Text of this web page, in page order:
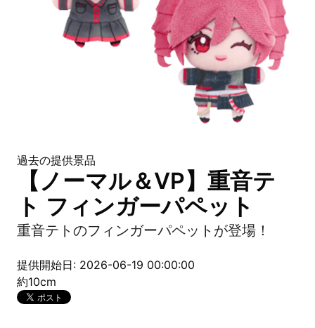
過去の提供景品
【ノーマル＆VP】重音テ
ト フィンガーパペット
重音テトのフィンガーパペットが登場！
提供開始日: 2026-06-19 00:00:00
約10cm